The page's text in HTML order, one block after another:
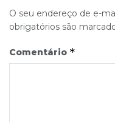
O seu endereço de e-
obrigatórios são
Comentário *